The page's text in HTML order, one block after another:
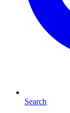
Search